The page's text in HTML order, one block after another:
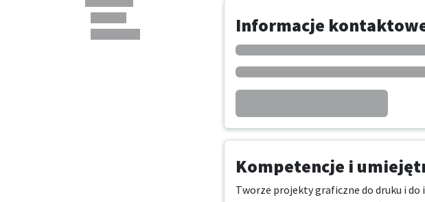
Informacje
Kompetencje i
Tworze projekty graficzne do druku i